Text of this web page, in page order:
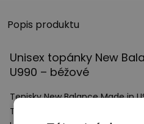
Popis produktu
Unisex topánky New
U990 – béžové
Tenisky New Balance Made in
Telo topánky tvorí ručne šitý